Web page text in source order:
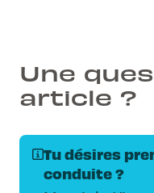
Une
article ?
Tu désires
conduite ?